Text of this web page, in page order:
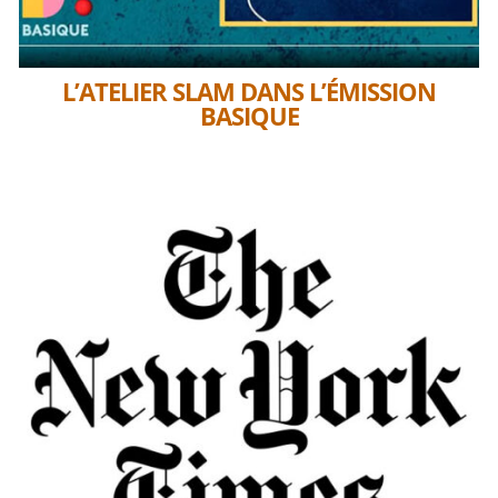
L’ATELIER SLAM DANS L’ÉMISSION
BASIQUE